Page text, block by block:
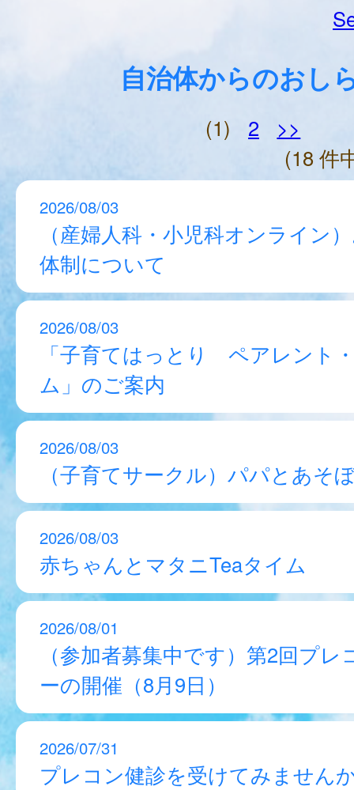
自治体からのおし
(1) 2
>>
(18 件
2026/08/03
（産婦人科・小児科オンライン
体制について
2026/08/03
「子育てはっとり ペアレント
ム」のご案内
2026/08/03
（子育てサークル）パパとあそ
2026/08/03
赤ちゃんとマタニTeaタイム
2026/08/01
（参加者募集中です）第2回プ
ーの開催（8月9日）
2026/07/31
プレコン健診を受けてみません